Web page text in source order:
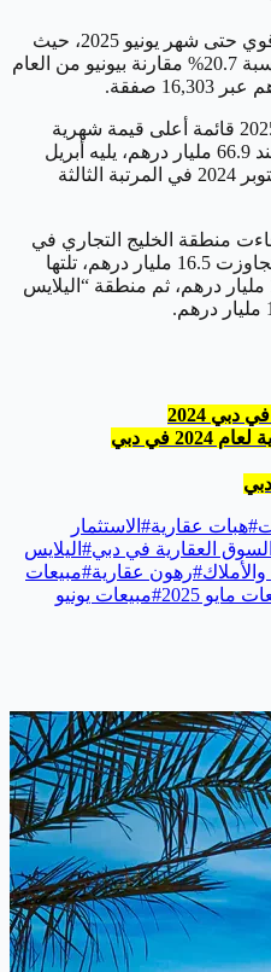
واستمرت السوق في تحقيق أداء قوي حتى شهر يونيو 2025، حيث
ارتفعت قيمة المبيعات العقارية بنسبة 20.7% مقارنة بيونيو من العام
ومن جهة أخرى، تصدر شهر مايو 2025 قائمة أعلى قيمة شهرية
لمبيعات العقارات في تاريخ دبي عند 66.9 مليار درهم، يليه أبريل
بـ62.1 مليار درهم، في حين حل أكتوبر 2024 في المرتبة الثالثة
منطقة الخليج التجاري في
صدارة المواقع الأكثر مبيعاً بقيمة تجاوزت 16.5 مليار درهم، تلتها
منطقة معيصم الثانية بأكثر من 15 مليار درهم، ثم منطقة “اليلايس
#هبات عقارية# الاستثمار
السوق العقارية في دبي# اليلايس
#رهون عقارية#مبيعات
مايو 2025 #مبيعات يونيو